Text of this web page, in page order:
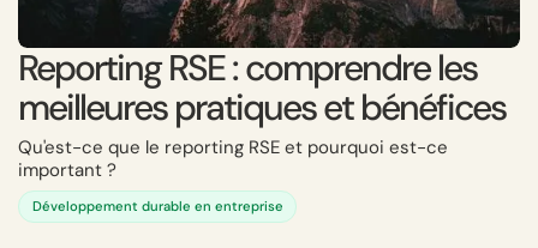
Reporting RSE : comprendre les
meilleures pratiques et bénéfices
Qu'est-ce que le reporting RSE et pourquoi est-ce
important ?
Développement durable en entreprise